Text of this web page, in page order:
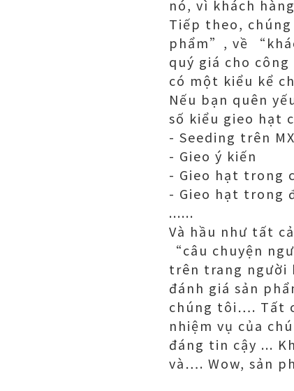
nó, vì khách
Tiếp theo,
phẩm”, về
quý giá cho
có một kiểu kể
Nếu bạn quên
số kiểu gieo hạt
- Seeding trên
- Gieo ý kiến
- Gieo hạt trong
- Gieo hạt trong
......
Và hầu như tất
“câu chuyện
trên trang người
đánh giá sản
chúng tôi…. Tất
nhiệm vụ của
đáng tin cậy ...
và…. Wow, sản